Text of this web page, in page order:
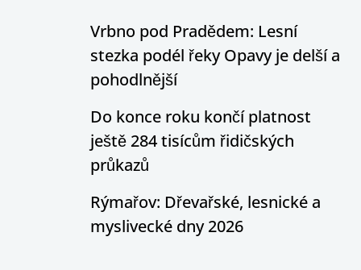
Vrbno pod Pradědem: Lesní
stezka podél řeky Opavy je delší a
pohodlnější
Do konce roku končí platnost
ještě 284 tisícům řidičských
průkazů
Rýmařov: Dřevařské, lesnické a
myslivecké dny 2026